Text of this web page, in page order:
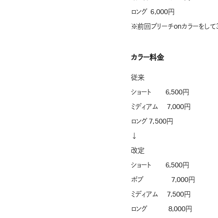
ロング 6,000円
※前回ブリーチonカラーをして
カラー料金
従来
ショート 6,500円
ミディアム 7,000円
ロング 7,500円
↓
改定
ショート 6,500円
ボブ 7,000円
ミディアム 7,500円
ロング 8,000円